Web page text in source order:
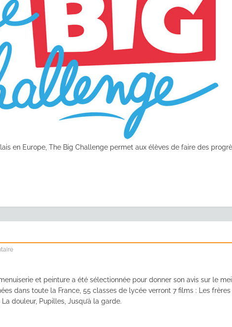
en Europe, The Big Challenge permet aux élèves de faire des
et peinture a été sélectionnée pour donner son avis sur le
dans toute la France, 55 classes de lycée verront 7 films : Les frères
douleur, Pupilles, Jusqu’à la garde.